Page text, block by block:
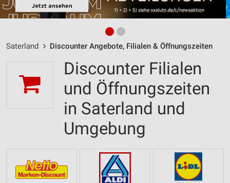
Saterland Discounter Angebote, Filialen & Öffnungszeiten
Discounter Filialen
und Öffnungszeiten
in Saterland und
Umgebung